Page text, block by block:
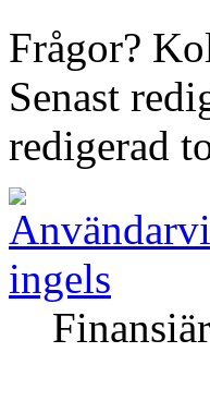
Frågor?
Senast
redigerad
ingels